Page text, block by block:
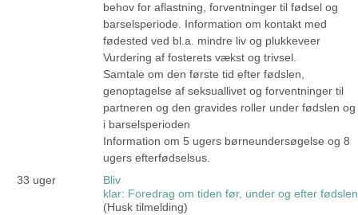
behov for aflastning, forventninger til fødsel og
barselsperiode. Information om kontakt med
fødested ved bl.a. mindre liv og plukkeveer
Vurdering af fosterets vækst og trivsel.
Samtale om den første tid efter fødslen,
genoptagelse af seksuallivet og forventninger til
partneren og den gravides roller under fødslen og
i barselsperioden
Information om 5 ugers børneundersøgelse og 8
ugers efterfødselsus.
33 uger
Bliv
klar: Foredrag om tiden før, under og efter fødslen
(Husk tilmelding)